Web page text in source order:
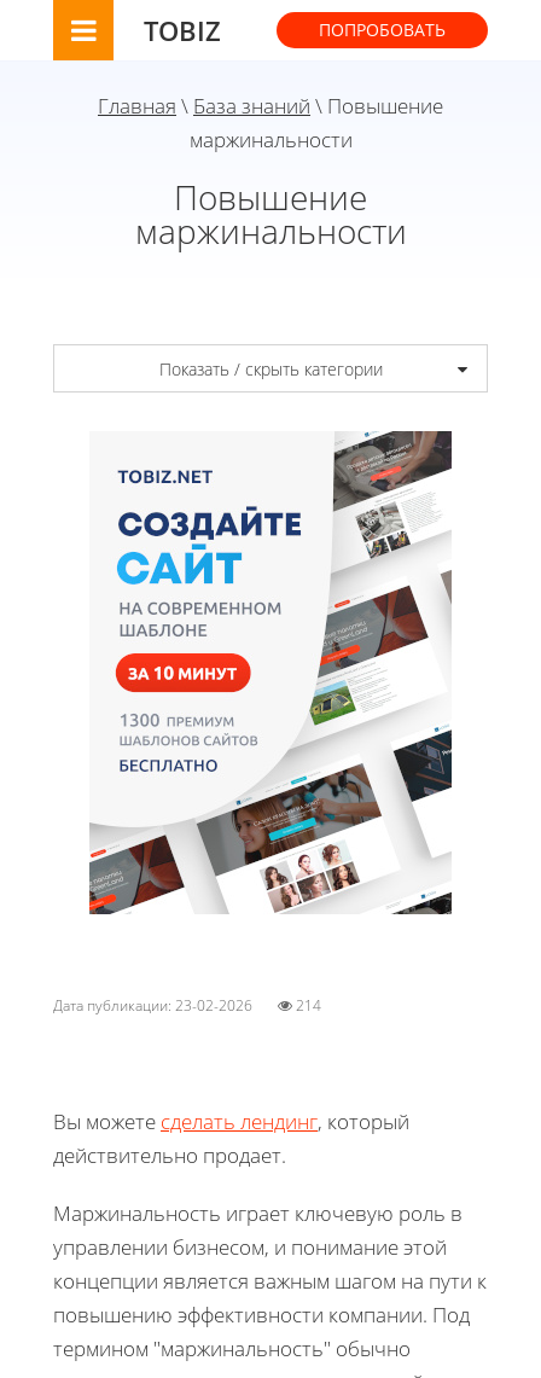
TOBIZ ПОПРОБОВАТЬ
Главная \ База знаний \ Повышение
маржинальности
Повышение
маржинальности
Показать / скрыть категории
Дата публикации: 23-02-2026 214
Вы можете сделать лендинг, который
действительно продает.
Маржинальность играет ключевую роль в
управлении бизнесом, и понимание этой
концепции является важным шагом на пути к
повышению эффективности компании. Под
термином "маржинальность" обычно